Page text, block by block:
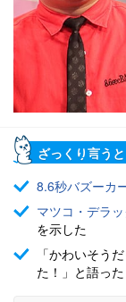
ざっくり言うと
8.6秒バズーカ
マツコ・デラ
を示した
「かわいそう
た！」と語った